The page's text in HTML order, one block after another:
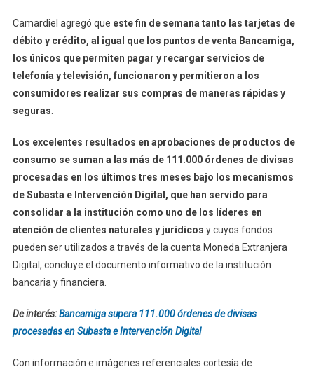
Camardiel agregó que este fin de semana tanto las tarjetas de
débito y crédito, al igual que los puntos de venta Bancamiga,
los únicos que permiten pagar y recargar servicios de
telefonía y televisión, funcionaron y permitieron a los
consumidores realizar sus compras de maneras rápidas y
seguras
Los excelentes resultados en aprobaciones de productos de
consumo se suman a las más de 111.000 órdenes de divisas
procesadas en los últimos tres meses bajo los mecanismos
de Subasta e Intervención Digital, que han servido para
consolidar a la institución como uno de los líderes en
atención de clientes naturales y jurídicos y cuyos fondos
pueden ser utilizados a través de la cuenta Moneda Extranjera
Digital, concluye el documento informativo de la institución
bancaria y financiera.
De interés:Bancamiga supera 111.000 órdenes de divisas
procesadas en Subasta e Intervención Digital
Con información e imágenes referenciales cortesía de